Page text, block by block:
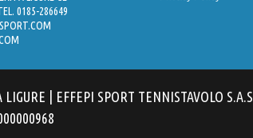
0185-286649
| EFFEPI SPORT TENNISTAVOLO S.A.S